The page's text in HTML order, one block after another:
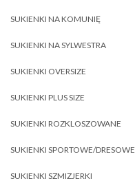
SUKIENKI NA KOMUNIĘ
SUKIENKI NA SYLWESTRA
SUKIENKI OVERSIZE
SUKIENKI PLUS SIZE
SUKIENKI ROZKLOSZOWANE
SUKIENKI SPORTOWE/DRESOWE
SUKIENKI SZMIZJERKI